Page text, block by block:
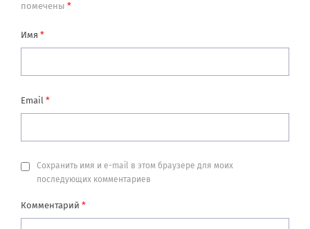
помечены *
Имя *
Email *
Сохранить имя и e-mail в этом браузере для моих
последующих комментариев
Комментарий *